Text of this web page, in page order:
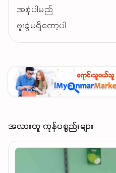
အစုံပါမည်
ဗူးခွံမရှိတော့ပါ
အလားတူ ကုန်ပစ္စည်းများ